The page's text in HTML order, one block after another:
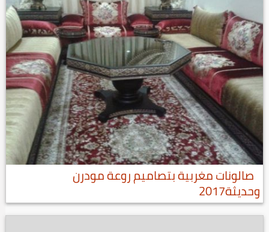
صالونات مغربية بتصاميم روعة مودرن
وحديثة2017